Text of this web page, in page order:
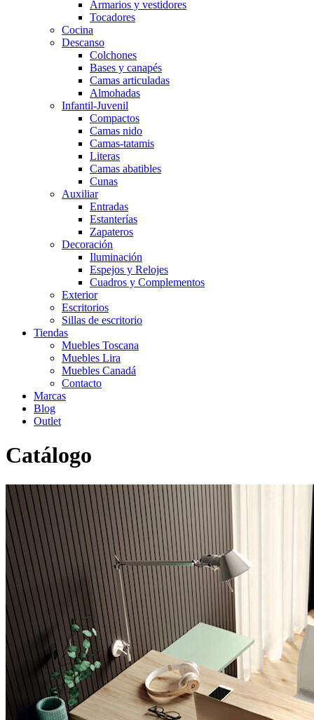
Armarios y vestidores
Tocadores
Cocina
Descanso
Colchones
Bases y canapés
Camas articuladas
Almohadas
Infantil-Juvenil
Compactos
Camas nido
Camas-tatamis
Literas
Camas abatibles
Cunas
Auxiliar
Entradas
Estanterías
Zapateros
Decoración
Iluminación
Espejos y Relojes
Cuadros y Complementos
Exterior
Escritorios
Sillas de escritorio
Tiendas
Muebles Toscana
Muebles Lira
Muebles Canadá
Contacto
Marcas
Blog
Outlet
Catálogo
Inicio> Catálogo>Escritorios >Escritorio Antaix 38